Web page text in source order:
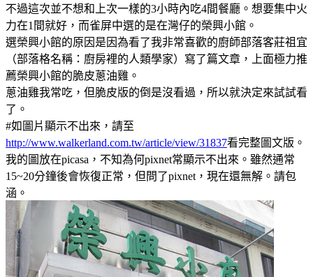
不過這次並不想和上次一樣的3小時內吃4間餐廳。想要集中火
力在1間就好，而雀屏中選的是在灣仔的榮興小館。
選榮興小館的原因是因為看了我非常喜歡的廚師部落客莊祖宜
（部落格名稱：廚房裡的人類學家）寫了篇文章，上面極力推
薦榮興小館的脆皮蔥油雞。
蔥油雞我常吃，但脆皮版的倒是沒看過，所以就決定來試試看
了。
#如圖片顯示不出來，請至
http://www.walkerland.com.tw/article/view/31837看完整圖文版。
我的圖放在picasa，不知為何pixnet常顯示不出來。雖然通常
15~20分鐘後會恢復正常，但問了pixnet，現在還無解。請包
涵。